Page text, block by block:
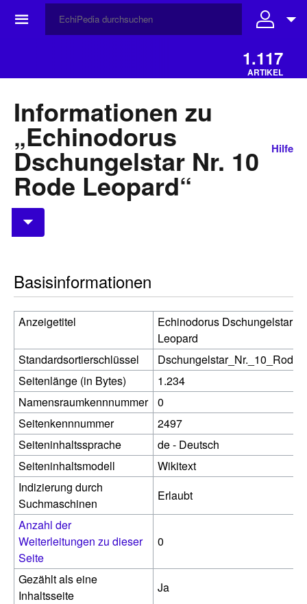
☰
1.117
ARTIKEL
Informationen zu
„Echinodorus
Dschungelstar Nr. 10
Rode Leopard“
Hilfe
Basisinformationen
Anzeigetitel
Echinodorus Dschungelstar
Leopard
Standardsortierschlüssel
Seitenlänge (in Bytes)
1.234
Namensraumkennnummer
0
Seitenkennnummer
2497
Seiteninhaltssprache
de - Deutsch
Seiteninhaltsmodell
Wikitext
Indizierung durch
Suchmaschinen
Erlaubt
Anzahl der
Weiterleitungen zu dieser
Seite
0
Gezählt als eine
Inhaltsseite
Ja